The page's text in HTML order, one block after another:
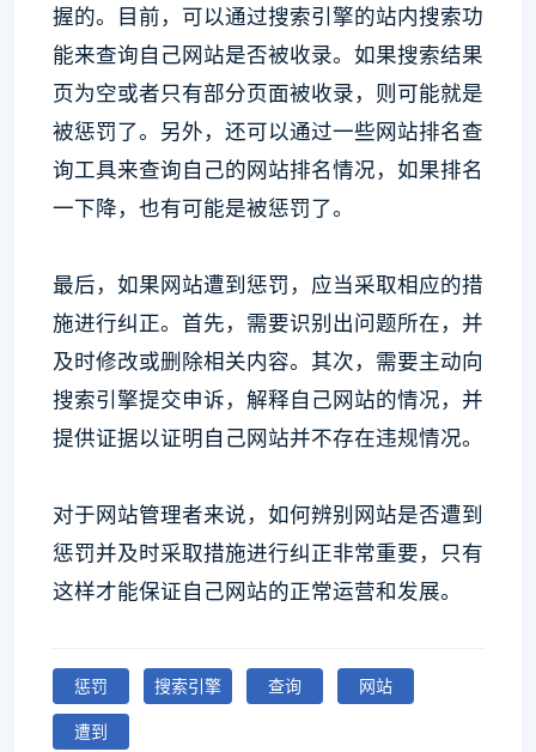
握的。目前，可以通过搜索引擎的站内搜索功
能来查询自己网站是否被收录。如果搜索结果
页为空或者只有部分页面被收录，则可能就是
被惩罚了。另外，还可以通过一些网站排名查
询工具来查询自己的网站排名情况，如果排名
一下降，也有可能是被惩罚了。
最后，如果网站遭到惩罚，应当采取相应的措
施进行纠正。首先，需要识别出问题所在，并
及时修改或删除相关内容。其次，需要主动向
搜索引擎提交申诉，解释自己网站的情况，并
提供证据以证明自己网站并不存在违规情况。
对于网站管理者来说，如何辨别网站是否遭到
惩罚并及时采取措施进行纠正非常重要，只有
这样才能保证自己网站的正常运营和发展。
惩罚 搜索引擎 查询
网站
遭到